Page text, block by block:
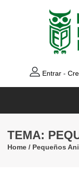
Entrar -
TEMA:
Home / Pequeños